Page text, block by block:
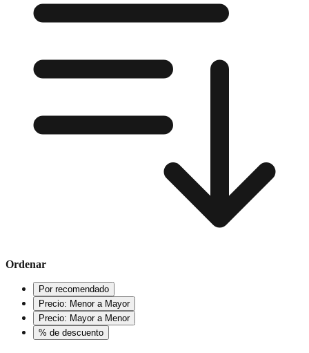
Ordenar
Por recomendado
Precio: Menor a Mayor
Precio: Mayor a Menor
% de descuento